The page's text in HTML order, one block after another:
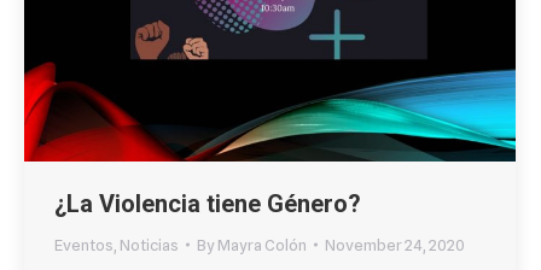
¿La Violencia tiene Género?
Eventos Noticias ByMayra Colón
November 24, 2020